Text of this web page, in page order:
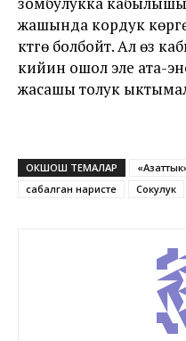
жашында кордук
күтүүгө болбойт. Ал
кийин ошол эле ата-
жасашы толук
ОКШОШ ТЕМАЛАР
сабалган наристе
Сокулук